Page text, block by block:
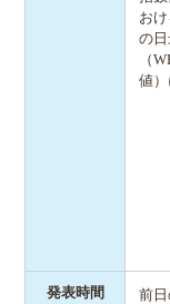
お
の
（
値
発表時間
前